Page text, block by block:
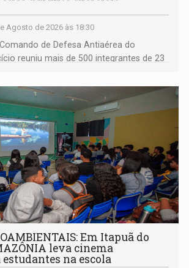
Agosto de 2026 às 18:30
de Defesa Antiaérea do
reuniu mais de 500 integrantes de 23
Em Itapuã do
leva cinema
na escola